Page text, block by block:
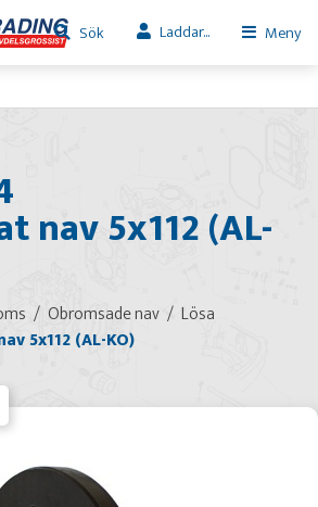
Sök Laddar... Meny
nav 5x112 (AL-
Obromsade nav
Lösa
5x112 (AL-KO)